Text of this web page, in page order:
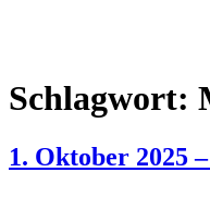
Schlagwort:
1. Oktober 2025